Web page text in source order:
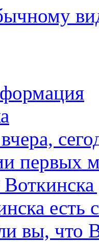
первых
есть
вы, что